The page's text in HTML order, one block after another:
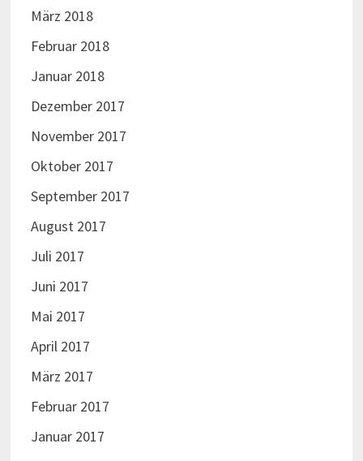
März 2018
Februar 2018
Januar 2018
Dezember 2017
November 2017
Oktober 2017
September 2017
August 2017
Juli 2017
Juni 2017
Mai 2017
April 2017
März 2017
Februar 2017
Januar 2017